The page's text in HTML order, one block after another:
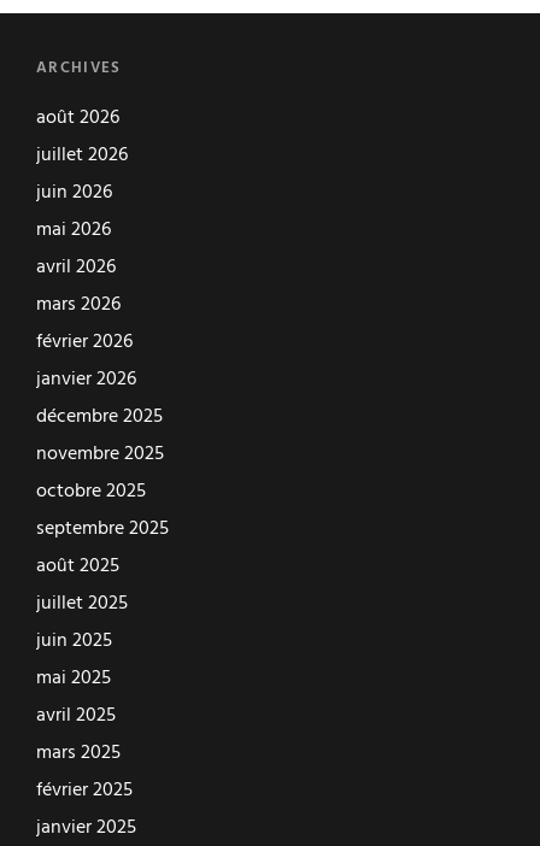
ARCHIVES
août 2026
juillet 2026
juin 2026
mai 2026
avril 2026
mars 2026
février 2026
janvier 2026
décembre 2025
novembre 2025
octobre 2025
septembre 2025
août 2025
juillet 2025
juin 2025
mai 2025
avril 2025
mars 2025
février 2025
janvier 2025